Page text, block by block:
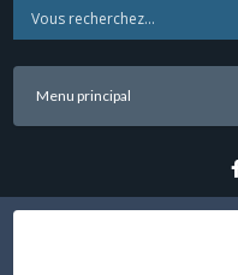
Menu principal